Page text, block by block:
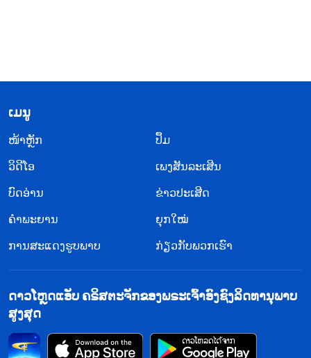
​ເມ​ນູ
​ໜ້າຫຼັກ
ປຶ້ມ
ວິ​ດີ​ໂອ
ເພງສັນລະເສີນ
ບົດອ່ານ
ຂ່າວປະເສີດ
ຄຳພະຍານ
ຍຸກໃໝ່
ການສະແດງຮູບພາບ
ກ່ຽວກັບພວກເຮົາ
ດາວໂຫຼດແອັບ ຄຣິສຕະຈັກຂອງພຣະເຈົ້າອົງຊົງລິດທານຸພາບ
ສູງສຸດ